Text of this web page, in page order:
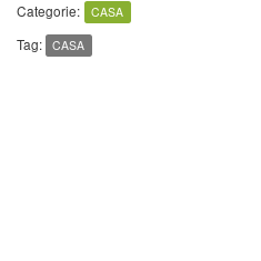
Categorie: CASA
Tag: CASA